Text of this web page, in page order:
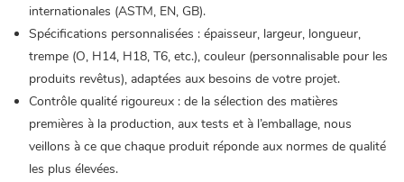
internationales (ASTM, EN, GB).
Spécifications personnalisées : épaisseur, largeur, longueur,
trempe (O, H14, H18, T6, etc.), couleur (personnalisable pour les
produits revêtus), adaptées aux besoins de votre projet.
Contrôle qualité rigoureux : de la sélection des matières
premières à la production, aux tests et à l’emballage, nous
veillons à ce que chaque produit réponde aux normes de qualité
les plus élevées.